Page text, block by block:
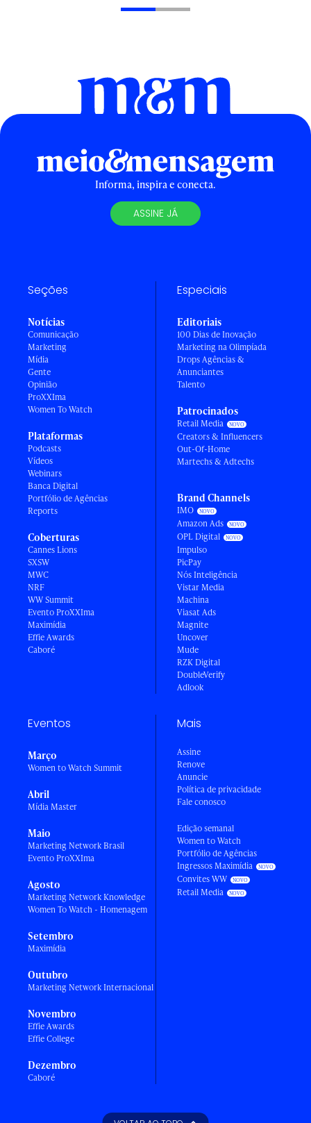
Informa, inspira e conecta.
ASSINE JÁ
Seções
Notícias
Comunicação
Marketing
Mídia
Gente
Opinião
ProXXIma
Women To Watch
Plataformas
Podcasts
Vídeos
Webinars
Banca Digital
Portfólio de Agências
Reports
Coberturas
Cannes Lions
SXSW
MWC
NRF
WW Summit
Evento ProXXIma
Maximídia
Effie Awards
Caboré
Especiais
Editoriais
100 Dias de Inovação
Marketing na Olimpíada
Drops Agências &
Anunciantes
Talento
Patrocinados
Retail Media
Creators & Influencers
Out-Of-Home
Martechs & Adtechs
Brand Channels
IMO
Amazon Ads
OPL Digital
Impulso
PicPay
Nós Inteligência
Vistar Media
Machina
Viasat Ads
Magnite
Uncover
Mude
RZK Digital
DoubleVerify
Adlook
Eventos
Março
Women to Watch Summit
Abril
Mídia Master
Maio
Marketing Network Brasil
Evento ProXXIma
Agosto
Marketing Network Knowledge
Women To Watch - Homenagem
Setembro
Maximídia
Outubro
Marketing Network Internacional
Novembro
Effie Awards
Effie College
Dezembro
Caboré
Mais
Assine
Renove
Anuncie
Política de privacidade
Fale conosco
Edição semanal
Women to Watch
Portfólio de Agências
Ingressos Maximídia
Convites WW
Retail Media